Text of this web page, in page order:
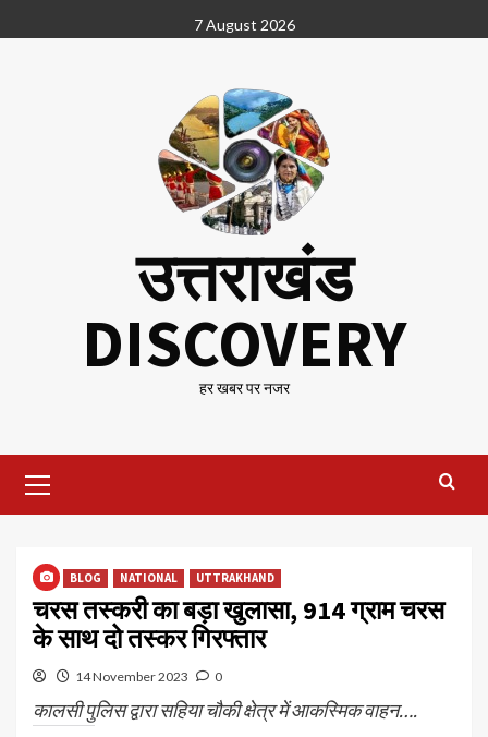
to
7 August 2026
उत्तराखंड
DISCOVERY
हर खबर पर नजर
Menu
BLOG NATIONAL UTTRAKHAND
चरस तस्करी का बड़ा खुलासा, 914 ग्राम चरस
के साथ दो तस्कर गिरफ्तार
14 November 2023 0
कालसी पुलिस द्वारा सहिया चौकी क्षेत्र में आकस्मिक वाहन….